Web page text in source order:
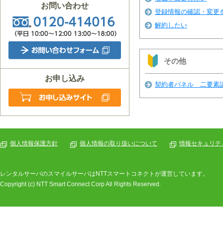
登録情報の確認・変更
解約したい
その他
契約者パネル 二要素
お問い合わせ
お申し込み
個人情報保護方針 個人情報の取り扱いについて 情報セキュリテ
レンタルサーバのスマイルサーバはNTTスマートコネクトが運営しています。
Copyright (c) NTT Smart Connect Corp All Rights Reserved.